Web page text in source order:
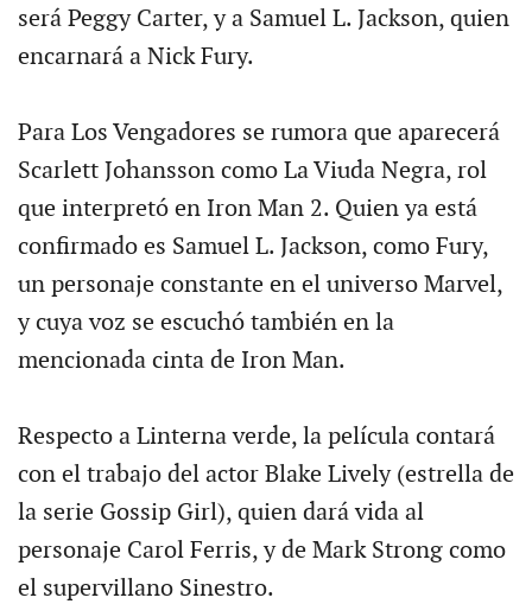
será Peggy Carter, y a Samuel L. Jackson, quien
encarnará a Nick Fury.
Para Los Vengadores se rumora que aparecerá
Scarlett Johansson como La Viuda Negra, rol
que interpretó en Iron Man 2. Quien ya está
confirmado es Samuel L. Jackson, como Fury,
un personaje constante en el universo Marvel,
y cuya voz se escuchó también en la
mencionada cinta de Iron Man.
Respecto a Linterna verde, la película contará
con el trabajo del actor Blake Lively (estrella de
la serie Gossip Girl), quien dará vida al
personaje Carol Ferris, y de Mark Strong como
el supervillano Sinestro.